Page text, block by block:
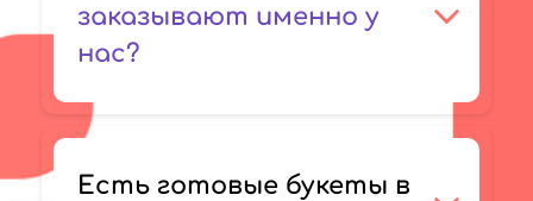
заказывают именно у
нас?
Есть готовые букеты в